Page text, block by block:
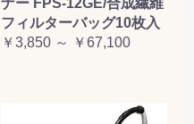
ナー FPS-12GE/合成繊維
フィルターバッグ10枚入
￥3,850 ～ ￥67,100